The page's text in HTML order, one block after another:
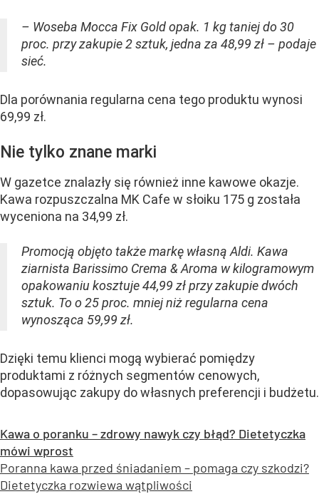
– Woseba Mocca Fix Gold opak. 1 kg taniej do 30
proc. przy zakupie 2 sztuk, jedna za 48,99 zł – podaje
sieć.
Dla porównania regularna cena tego produktu wynosi
69,99 zł.
Nie tylko znane marki
W gazetce znalazły się również inne kawowe okazje.
Kawa rozpuszczalna MK Cafe w słoiku 175 g została
wyceniona na 34,99 zł.
Promocją objęto także markę własną Aldi. Kawa
ziarnista Barissimo Crema & Aroma w kilogramowym
opakowaniu kosztuje 44,99 zł przy zakupie dwóch
sztuk. To o 25 proc. mniej niż regularna cena
wynosząca 59,99 zł.
Dzięki temu klienci mogą wybierać pomiędzy
produktami z różnych segmentów cenowych,
dopasowując zakupy do własnych preferencji i budżetu.
Kawa o poranku – zdrowy nawyk czy błąd? Dietetyczka
mówi wprost
Poranna kawa przed śniadaniem – pomaga czy szkodzi?
Dietetyczka rozwiewa wątpliwości